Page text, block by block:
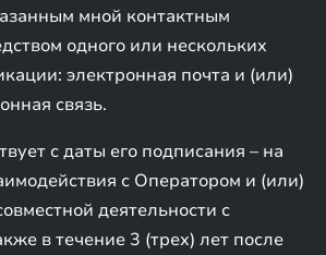
мной контактным
одного или нескольких
электронная почта и (или)
связь.
с даты его подписания – на
с Оператором и (или)
деятельности с
в течение 3 (трех) лет после